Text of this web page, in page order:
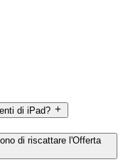
di iPad?
di riscattare l'Offerta